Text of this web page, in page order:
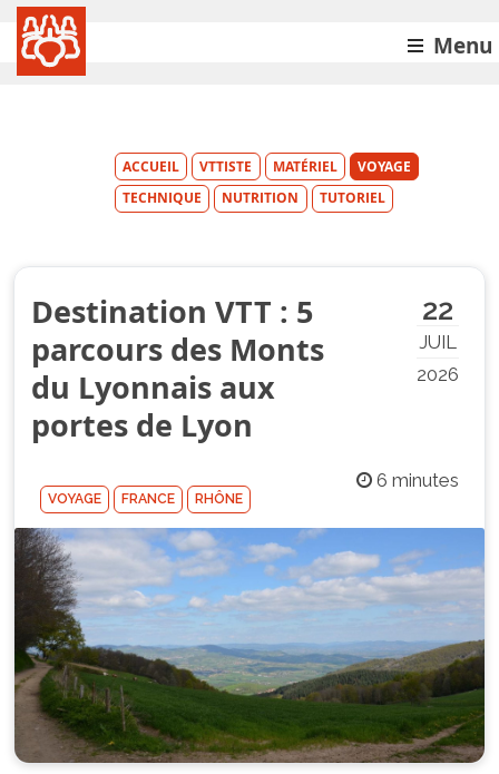
Menu
ACCUEIL VTTISTE MATÉRIEL
VOYAGE
TECHNIQUE
NUTRITION TUTORIEL
22
JUIL
2026
Destination VTT : 5
parcours des Monts
du Lyonnais aux
portes de Lyon
6 minutes
VOYAGE FRANCE RHÔNE